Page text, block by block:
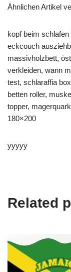
Ähnlichen Artikel
kopf beim
eckcouch
massivholzbett,
verkleiden, wann
test, schlaraffia
betten roller,
topper,
180×200
yyyyy
Related